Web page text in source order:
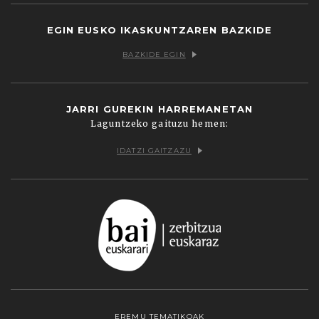
EGIN EUSKO IKASKUNTZAREN BAZKIDE
BAZKIDE EGIN
JARRI GUREKIN HARREMANETAN
Laguntzeko gaituzu hemen:
IDATZI GAITZAZU
EREMU TEMATIKOAK